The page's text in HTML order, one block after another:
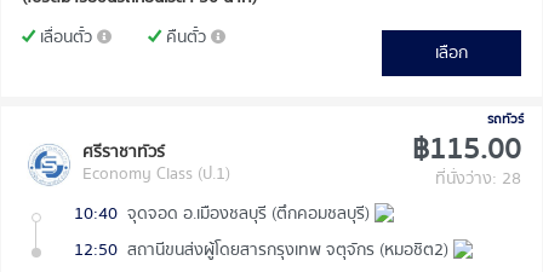
เลื่อนตั๋ว
คืนตั๋ว
เลือก
รถทัวร์
ศรีราชาทัวร์
Economy Class (ป.1)
฿115.00
ที่นั่งว่าง: 28
10:40 จุดจอด อ.เมืองชลบุรี (ตึกคอมชลบุรี)
12:50 สถานีขนส่งผู้โดยสารกรุงเทพ จตุจักร (หมอชิต2)